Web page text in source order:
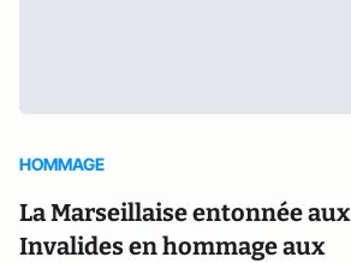
HOMMAGE
La Marseillaise entonnée aux
Invalides en hommage aux